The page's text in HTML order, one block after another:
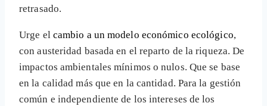
retrasado.
Urge el cambio a un modelo económico ecológico,
con austeridad basada en el reparto de la riqueza. De
impactos ambientales mínimos o nulos. Que se base
en la calidad más que en la cantidad. Para la gestión
común e independiente de los intereses de los